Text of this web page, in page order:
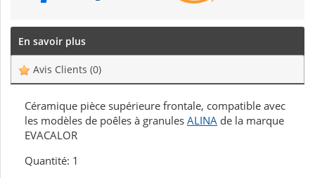
En savoir plus
Avis Clients (0)
Céramique pièce supérieure frontale, compatible avec
les modèles de poêles à granules ALINA de la marque
EVACALOR
Quantité: 1